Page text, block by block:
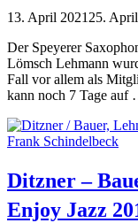
13. April 2021 25.
Der Speyerer
Lömsch Lehmann
Fall vor allem als
kann noch 7 Tage auf
Ditzner –
Enjoy Jazz